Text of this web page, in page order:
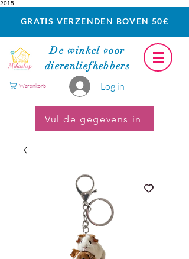
2015
GRATIS VERZENDEN BOVEN 50€
De winkel voor
dierenliefhebbers
Log in
Warenkorb
Vul de gegevens in